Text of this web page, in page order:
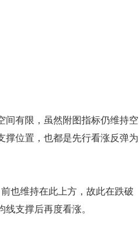
有限，虽然附图指标仍维持空
撑位置，也都是先行看涨反弹为
也维持在此上方，故此在跌破
支撑后再度看涨。